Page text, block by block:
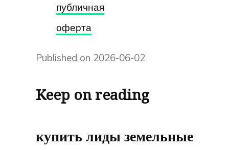
публичная
оферта
Published on 2026-06-02
Keep on reading
купить лиды земельные